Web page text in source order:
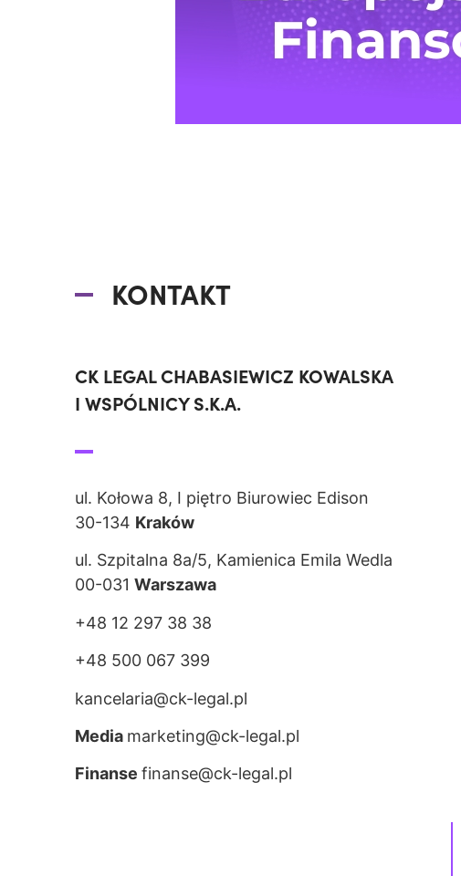
KONTAKT
CK LEGAL CHABASIEWICZ KOWALSKA
I WSPÓLNICY S.K.A.
ul. Kołowa 8, I piętro Biurowiec Edison
30-134 Kraków
ul. Szpitalna 8a/5, Kamienica Emila Wedla
00-031 Warszawa
+48 12 297 38 38
+48 500 067 399
kancelaria@ck-legal.pl
Media marketing@ck-legal.pl
Finanse finanse@ck-legal.pl